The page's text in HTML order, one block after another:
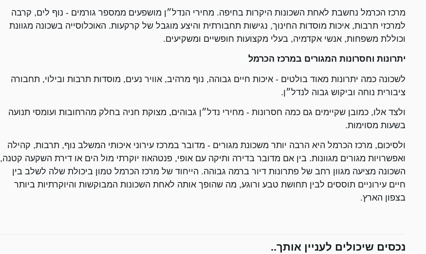
מרכז הכרמל נחשבת לאחת השכונות היקרות בחיפה. מחירי הנדל״ן מושפעים ממספר גורמים - נוף לים, קרבה
למרכזי תרבות, איכות מוסדות החינוך, נגישות תחבורתית והיצע מוגבל של קרקעות. האוכלוסייה בשכונה מגוונת
וכוללת משפחות, אנשי אקדמיה, בעלי מקצועות חופשיים ומשקיעים.
יתרונות וחסרונות המגורים במרכז הכרמל
לשכונה כמה יתרונות מאוד בולטים - איכות חיים גבוהה, נוף מרהיב, אוויר נעים, מוסדות תרבות ובילוי, תחבורה
ציבורית נוחה וביקוש גבוה לנדל״ן.
ולצד אלו, כמובן שקיימים גם כמה חסרונות - מחירי נדל״ן גבוהים, מצוקת חניה בחלק מהרחובות ועומסי תנועה
בשעות מסוימות.
ולסיכום, מרכז הכרמל היא הרבה יותר משכונת מגורים - מדובר במרכז עירוני איכותי המשלב נוף, תרבות, קהילה
ואפשרויות מגורים מגוונות. בין אם מדובר בדירה ותיקה עם אופי, פנטהאוז יוקרתי מול הים או דירת השקעה קטנה,
השכונה מציעה מגוון רחב של פתרונות דיור ברמה גבוהה. הייחוד של מרכז הכרמל טמון ביכולת שלה לשלב בין
חיים עירוניים תוססים לבין תחושת טבע ורוגע, מה שהופך אותה לאחת השכונות המבוקשות והיוקרתיות ביותר
בצפון הארץ.
נכסים שיכולים לעניין אותך..